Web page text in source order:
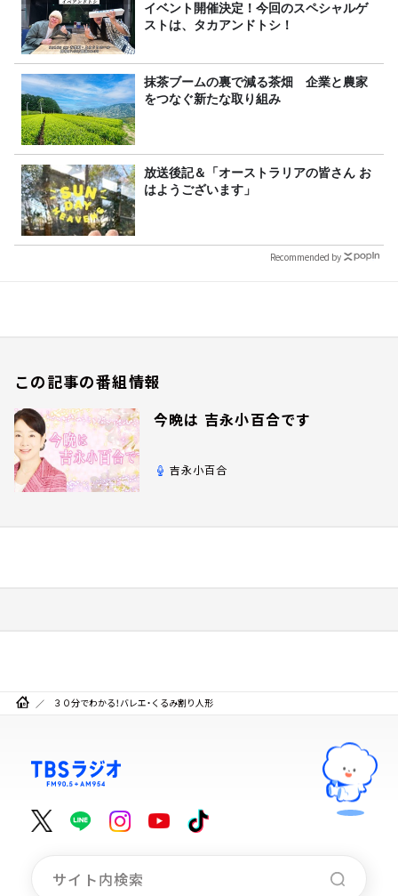
イベント開催決定！今回のスペシャルゲ
ストは、タカアンドトシ！
抹茶ブームの裏で減る茶畑 企業と農家
をつなぐ新たな取り組み
放送後記＆「オーストラリアの皆さん お
はようございます」
Recommended by
この記事の番組情報
今晩は 吉永小百合です
吉永小百合
３０分でわかる！バレエ・くるみ割り人形